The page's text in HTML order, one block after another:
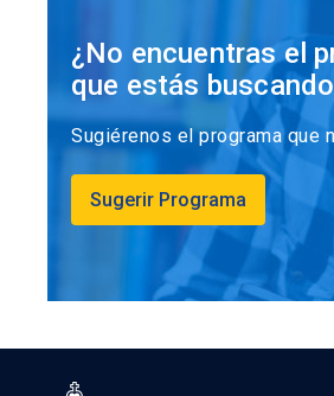
¿No encuentras el
que estás
Sugiérenos el programa que
Sugerir Programa